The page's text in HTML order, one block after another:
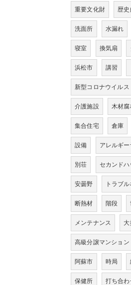
重要文化財 歴
洗面所 水漏れ
寝室 換気扇
浜松市 講習
新型コロナウイルス
介護施設 木材
集合住宅 倉庫
設備 アレルギ
別荘 セカンドハ
安曇野 トラブ
断熱材 階段
メンテナンス
高級分譲マンション
阿蘇市 時局
保健所 打ち合わ